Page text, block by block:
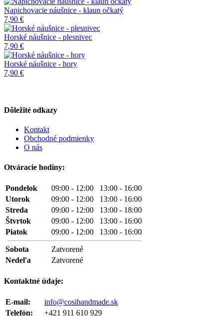
Napichovacie náušnice - klaun očkatý
7,90 €
Horské náušnice - plesnivec
7,90 €
Horské náušnice - hory
7,90 €
Dôležité odkazy
Kontakt
Obchodné podmienky
O nás
Otváracie hodiny:
Pondelok
09:00 - 12:00 13:00 - 16:00
Utorok
09:00 - 12:00 13:00 - 16:00
Streda
09:00 - 12:00 13:00 - 18:00
Štvrtok
09:00 - 12:00 13:00 - 16:00
Piatok
09:00 - 12:00 13:00 - 16:00
Sobota
Zatvorené
Nedeľa
Zatvorené
Kontaktné údaje:
E-mail:
info@cosihandmade.sk
Telefón:
+421 911 610 929